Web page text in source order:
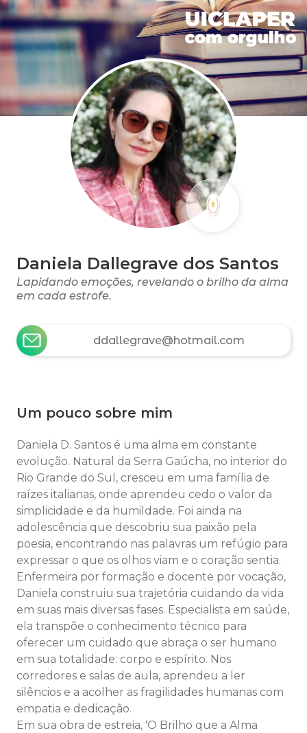
Daniela Dallegrave dos Santos
Lapidando emoções, revelando o brilho da alma
em cada estrofe.
ddallegrave@hotmail.com
Um pouco sobre mim
Daniela D. Santos é uma alma em constante
evolução. Natural da Serra Gaúcha, no interior do
Rio Grande do Sul, cresceu em uma família de
raízes italianas, onde aprendeu cedo o valor da
simplicidade e da humildade. Foi ainda na
adolescência que descobriu sua paixão pela
poesia, encontrando nas palavras um refúgio para
expressar o que os olhos viam e o coração sentia.
Enfermeira por formação e docente por vocação,
Daniela construiu sua trajetória cuidando da vida
em suas mais diversas fases. Especialista em saúde,
ela transpõe o conhecimento técnico para
oferecer um cuidado que abraça o ser humano
em sua totalidade: corpo e espírito. Nos
corredores e salas de aula, aprendeu a ler
silêncios e a acolher as fragilidades humanas com
empatia e dedicação.
Em sua obra de estreia, 'O Brilho que a Alma